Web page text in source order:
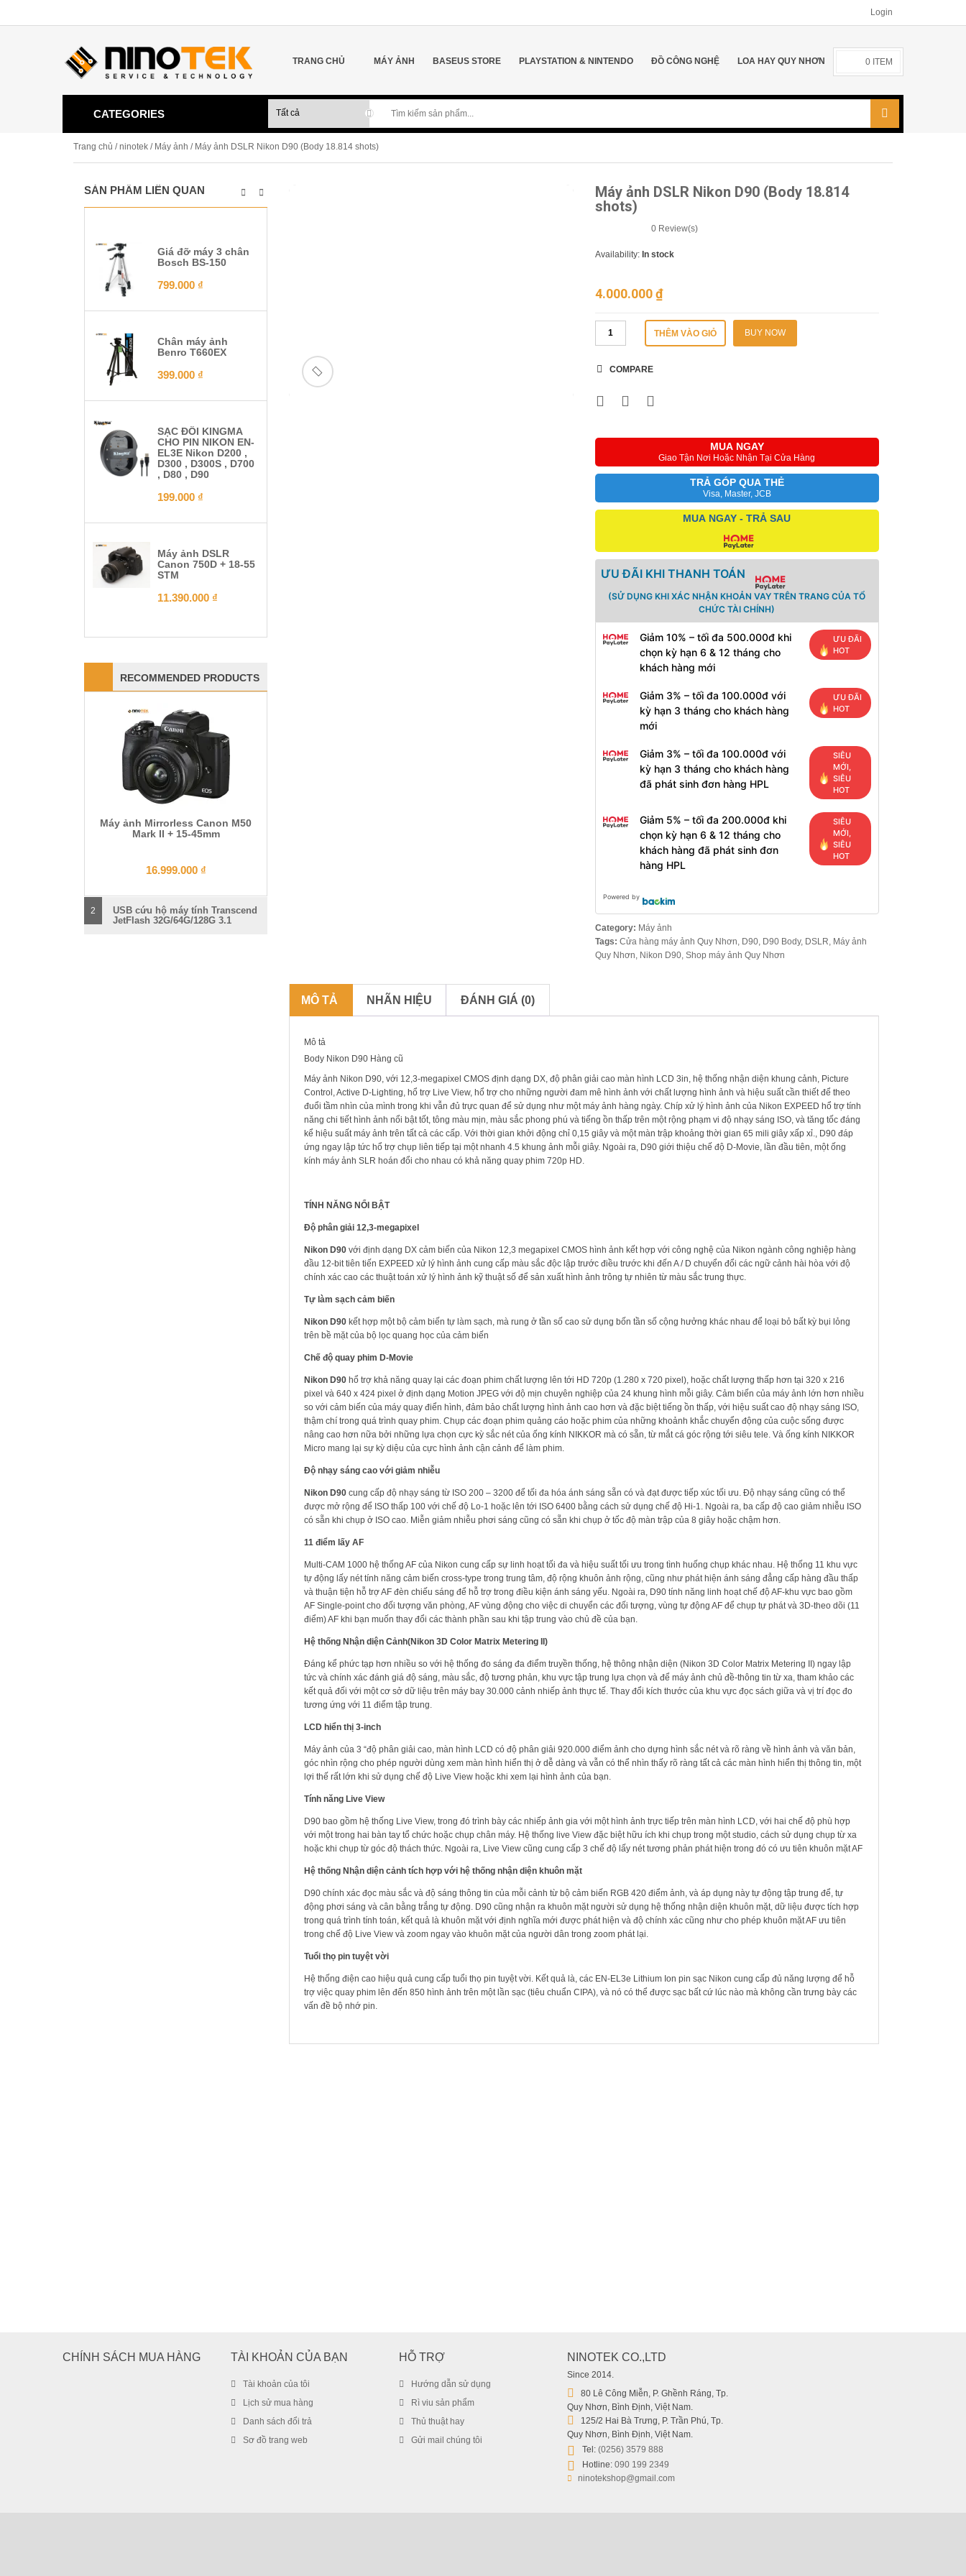
Login
TRANG CHỦ MÁY ẢNH BASEUS STORE PLAYSTATION & NINTENDO ĐỒ CÔNG NGHỆ LOA HAY QUY NHƠN 0 ITEM
CATEGORIES
Trang chủ /ninotek / Máy ảnh / Máy ảnh DSLR Nikon D90 (Body 18.814 shots)
SẢN PHẨM LIÊN QUAN
Giá đỡ máy 3 chân
Bosch BS-150
799.000 ₫
Chân máy ảnh
Benro T660EX
399.000 ₫
SẠC ĐÔI KINGMA
CHO PIN NIKON EN-
EL3E Nikon D200 ,
D300 , D300S , D700
, D80 , D90
199.000 ₫
Máy ảnh DSLR
Canon 750D + 18-55
STM
11.390.000 ₫
RECOMMENDED PRODUCTS
Máy ảnh Mirrorless Canon M50
Mark II + 15-45mm
16.999.000 ₫
2
USB cứu hộ máy tính Transcend
JetFlash 32G/64G/128G 3.1
🔍
Máy ảnh DSLR Nikon D90 (Body 18.814
shots)
0Review(s)
Availability: In stock
4.000.000₫
THÊM VÀO GIỎ BUY NOW
COMPARE
MUA NGAY
Giao Tận Nơi Hoặc Nhận Tại Cửa Hàng
TRẢ GÓP QUA THẺ
Visa, Master, JCB
MUA NGAY - TRẢ SAU
ƯU ĐÃI KHI THANH TOÁN
(SỬ DỤNG KHI XÁC NHẬN KHOẢN VAY TRÊN TRANG CỦA TỔ
CHỨC TÀI CHÍNH)
Giảm 10% – tối đa 500.000đ khi
chọn kỳ hạn 6 & 12 tháng cho
khách hàng mới
ƯU ĐÃI
HOT
Giảm 3% – tối đa 100.000đ với
kỳ hạn 3 tháng cho khách hàng
mới
ƯU ĐÃI
HOT
Giảm 3% – tối đa 100.000đ với
kỳ hạn 3 tháng cho khách hàng
đã phát sinh đơn hàng HPL
SIÊU
MỚI,
SIÊU
HOT
Giảm 5% – tối đa 200.000đ khi
chọn kỳ hạn 6 & 12 tháng cho
khách hàng đã phát sinh đơn
hàng HPL
SIÊU
MỚI,
SIÊU
HOT
Powered by
Category: Máy ảnh
Tags: Cửa hàng máy ảnh Quy Nhơn D90, D90 Body, DSLR Máy ảnh
Quy Nhơn Nikon D90, Shop máy ảnh Quy Nhơn
MÔ TẢ NHÃN HIỆU ĐÁNH GIÁ (0)
Mô tả
Body Nikon D90 Hàng cũ
Máy ảnh Nikon D90, với 12,3-megapixel CMOS định dạng DX, độ phân giải cao màn hình LCD 3in, hệ thống nhận diện khung cảnh, Picture
Control, Active D-Lighting, hổ trợ Live View, hổ trợ cho những người đam mê hình ảnh với chất lượng hình ảnh và hiệu suất cần thiết để theo
đuổi tầm nhìn của mình trong khi vẫn đủ trực quan để sử dụng như một máy ảnh hàng ngày. Chíp xử lý hình ảnh của Nikon EXPEED hổ trợ tính
năng chi tiết hình ảnh nổi bật tốt, tông màu mịn, màu sắc phong phú và tiếng ồn thấp trên một rộng phạm vi độ nhạy sáng ISO, và tăng tốc đáng
kể hiệu suất máy ảnh trên tất cả các cấp. Với thời gian khởi động chỉ 0,15 giây và một màn trập khoảng thời gian 65 mili giây xấp xỉ., D90 đáp
ứng ngay lập tức hổ trợ chụp liên tiếp tại một nhanh 4.5 khung ảnh mỗi giây. Ngoài ra, D90 giới thiệu chế độ D-Movie, lần đầu tiên, một ống
kính máy ảnh SLR hoán đổi cho nhau có khả năng quay phim 720p HD.
TÍNH NĂNG NỔI BẬT
Độ phân giải 12,3-megapixel
Nikon D90 với định dạng DX cảm biến của Nikon 12,3 megapixel CMOS hình ảnh kết hợp với công nghệ của Nikon ngành công nghiệp hàng
đầu 12-bit tiên tiến EXPEED xử lý hình ảnh cung cấp màu sắc độc lập trước điều trước khi đến A / D chuyển đổi các ngữ cảnh hài hòa với độ
chính xác cao các thuật toán xử lý hình ảnh kỹ thuật số để sản xuất hình ảnh trông tự nhiên từ màu sắc trung thực.
Tự làm sạch cảm biến
Nikon D90 kết hợp một bộ cảm biến tự làm sạch, mà rung ở tần số cao sử dụng bốn tần số cộng hưởng khác nhau để loại bỏ bất kỳ bụi lỏng
trên bề mặt của bộ lọc quang học của cảm biến
Chế độ quay phim D-Movie
Nikon D90 hổ trợ khả năng quay lại các đoạn phim chất lượng lên tới HD 720p (1.280 x 720 pixel), hoặc chất lượng thấp hơn tại 320 x 216
pixel và 640 x 424 pixel ở định dạng Motion JPEG với độ mịn chuyên nghiệp của 24 khung hình mỗi giây. Cảm biến của máy ảnh lớn hơn nhiều
so với cảm biến của máy quay điển hình, đảm bảo chất lượng hình ảnh cao hơn và đặc biệt tiếng ồn thấp, với hiệu suất cao độ nhạy sáng ISO,
thậm chí trong quá trình quay phim. Chụp các đoạn phim quảng cáo hoặc phim của những khoảnh khắc chuyển động của cuộc sống được
nâng cao hơn nữa bởi những lựa chọn cực kỳ sắc nét của ống kính NIKKOR mà có sẵn, từ mắt cá góc rộng tới siêu tele. Và ống kính NIKKOR
Micro mang lại sự kỳ diệu của cực hình ảnh cận cảnh để làm phim.
Độ nhạy sáng cao với giảm nhiễu
Nikon D90 cung cấp độ nhạy sáng từ ISO 200 – 3200 để tối đa hóa ánh sáng sẵn có và đạt được tiếp xúc tối ưu. Độ nhạy sáng cũng có thể
được mở rộng để ISO thấp 100 với chế độ Lo-1 hoặc lên tới ISO 6400 bằng cách sử dụng chế độ Hi-1. Ngoài ra, ba cấp độ cao giảm nhiễu ISO
có sẵn khi chụp ở ISO cao. Miễn giảm nhiễu phơi sáng cũng có sẵn khi chụp ở tốc độ màn trập của 8 giây hoặc chậm hơn.
11 điểm lấy AF
Multi-CAM 1000 hệ thống AF của Nikon cung cấp sự linh hoạt tối đa và hiệu suất tối ưu trong tình huống chụp khác nhau. Hệ thống 11 khu vực
tự động lấy nét tính năng cảm biến cross-type trong trung tâm, độ rộng khuôn ảnh rộng, cũng như phát hiện ánh sáng đẳng cấp hàng đầu thấp
và thuận tiện hỗ trợ AF đèn chiếu sáng để hỗ trợ trong điều kiện ánh sáng yếu. Ngoài ra, D90 tính năng linh hoạt chế độ AF-khu vực bao gồm
AF Single-point cho đối tượng văn phòng, AF vùng động cho việc di chuyển các đối tượng, vùng tự động AF để chụp tự phát và 3D-theo dõi (11
điểm) AF khi bạn muốn thay đổi các thành phần sau khi tập trung vào chủ đề của bạn.
Hệ thống Nhận diện Cảnh(Nikon 3D Color Matrix Metering II)
Đáng kể phức tạp hơn nhiều so với hệ thống đo sáng đa điểm truyền thống, hệ thông nhận diện (Nikon 3D Color Matrix Metering II) ngay lập
tức và chính xác đánh giá độ sáng, màu sắc, độ tương phản, khu vực tập trung lựa chọn và để máy ảnh chủ đề-thông tin từ xa, tham khảo các
kết quả đối với một cơ sở dữ liệu trên máy bay 30.000 cảnh nhiếp ảnh thực tế. Thay đổi kích thước của khu vực đọc sách giữa và vị trí đọc đo
tương ứng với 11 điểm tập trung.
LCD hiển thị 3-inch
Máy ảnh của 3 “độ phân giải cao, màn hình LCD có độ phân giải 920.000 điểm ảnh cho dựng hình sắc nét và rõ ràng về hình ảnh và văn bản,
góc nhìn rộng cho phép người dùng xem màn hình hiển thị ở dễ dàng và vẫn có thể nhìn thấy rõ ràng tất cả các màn hình hiển thị thông tin, một
lợi thế rất lớn khi sử dụng chế độ Live View hoặc khi xem lại hình ảnh của bạn.
Tính năng Live View
D90 bao gồm hệ thống Live View, trong đó trình bày các nhiếp ảnh gia với một hình ảnh trực tiếp trên màn hình LCD, với hai chế độ phù hợp
với một trong hai bàn tay tổ chức hoặc chụp chân máy. Hệ thống live View đặc biệt hữu ích khi chụp trong một studio, cách sử dụng chụp từ xa
hoặc khi chụp từ góc độ thách thức. Ngoài ra, Live View cũng cung cấp 3 chế độ lấy nét tương phản phát hiện trong đó có ưu tiên khuôn mặt AF
Hệ thống Nhận diện cảnh tích hợp với hệ thống nhận diện khuôn mặt
D90 chính xác đọc màu sắc và độ sáng thông tin của mỗi cảnh từ bộ cảm biến RGB 420 điểm ảnh, và áp dụng này tự động tập trung để, tự
động phơi sáng và cân bằng trắng tự động. D90 cũng nhận ra khuôn mặt người sử dụng hệ thống nhận diện khuôn mặt, dữ liệu được tích hợp
trong quá trình tính toán, kết quả là khuôn mặt với định nghĩa mới được phát hiện và độ chính xác cũng như cho phép khuôn mặt AF ưu tiên
trong chế độ Live View và zoom ngay vào khuôn mặt của người dân trong zoom phát lại.
Tuổi thọ pin tuyệt vời
Hệ thống điện cao hiệu quả cung cấp tuổi thọ pin tuyệt vời. Kết quả là, các EN-EL3e Lithium Ion pin sạc Nikon cung cấp đủ năng lượng để hỗ
trợ việc quay phim lên đến 850 hình ảnh trên một lần sạc (tiêu chuẩn CIPA), và nó có thể được sạc bất cứ lúc nào mà không cần trưng bày các
vấn đề bộ nhớ pin.
CHÍNH SÁCH MUA HÀNG
TÀI KHOẢN CỦA BẠN
Tài khoản của tôi
Lịch sử mua hàng
Danh sách đổi trả
Sơ đồ trang web
HỖ TRỢ
Hướng dẫn sử dụng
Rì viu sản phẩm
Thủ thuật hay
Gửi mail chúng tôi
NINOTEK CO.,LTD
Since 2014.
80 Lê Công Miễn, P. Ghềnh Ráng, Tp.
Quy Nhơn, Bình Định, Việt Nam.
125/2 Hai Bà Trưng, P. Trần Phú, Tp.
Quy Nhơn, Bình Định, Việt Nam.
Tel: (0256) 3579 888
Hotline: 090 199 2349
ninotekshop@gmail.com